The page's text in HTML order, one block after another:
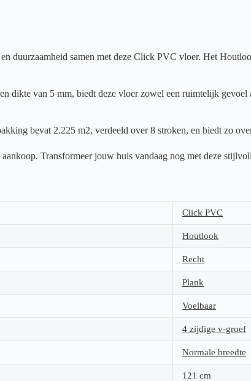
duurzaamheid samen met deze Click PVC vloer. Het
dikte van 5 mm, biedt deze vloer zowel een ruimtelijk
bevat 2.225 m2, verdeeld over 8 stroken, en biedt zo
Transformeer jouw huis vandaag nog met deze
Click PVC
Houtlook
Recht
Plank
Voelbaar
4 zijdige v-groef
Normale breedte
121 cm